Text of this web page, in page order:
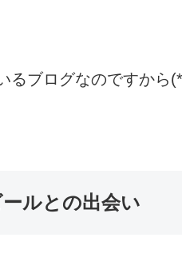
るブログなのですから
ルとの出会い